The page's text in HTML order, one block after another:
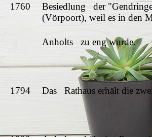
1760
Besiedlung der
(Vörpoort), weil es in den
Anholts zu eng wurde.
1794 Das Rathaus erhält die